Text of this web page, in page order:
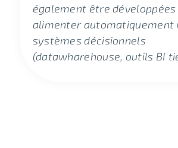
également être
alimenter automatiquement
systèmes décisionnels
(datawharehouse, outils BI